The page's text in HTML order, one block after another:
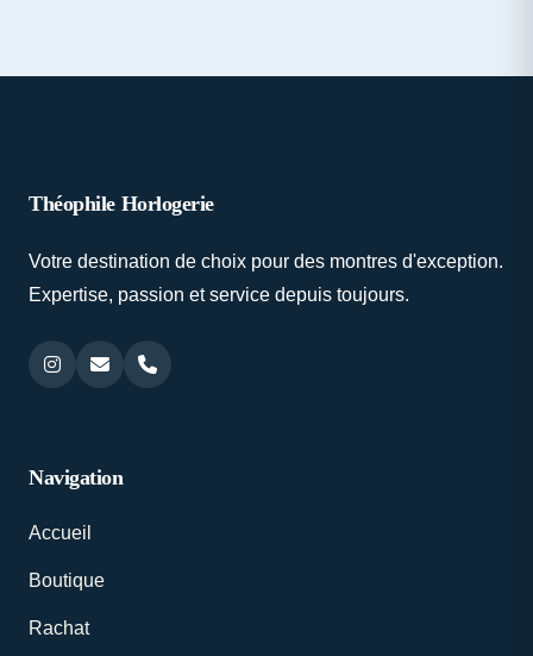
Théophile Horlogerie
Votre destination de choix pour des montres d'exception.
Expertise, passion et service depuis toujours.
Navigation
Accueil
Boutique
Rachat